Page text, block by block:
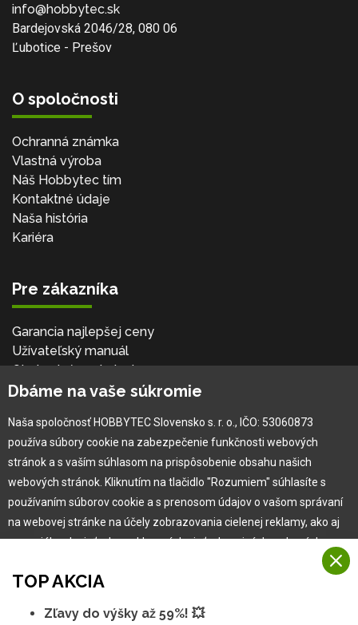
info@hobbytec.sk
Bardejovská 2046/28, 080 06
Ľubotice - Prešov
O spoločnosti
Ochranná známka
Vlastná výroba
Náš Hobbytec tím
Kontaktné údaje
Naša história
Kariéra
Pre zákazníka
Garancia najlepšej ceny
Užívateľský manuál
Obchodné podmienky
Zákazník & partner
Novinky
Copyright © 2010 -2026 HOBBYTEC
TOP AKCIA
Zľavy do výšky až 59%! 💥
Dbáme na vaše súkromie
Naša spoločnosť HOBBYTEC Slovensko s. r. o., IČO: 53060873
používa súbory cookie na zabezpečenie funkčnosti webových
stránok a s vaším súhlasom na prispôsobenie obsahu našich
webových stránok. Kliknutím na tlačidlo "Rozumiem" súhlasíte s
používaním súborov cookie a s prenosom údajov o vašom správaní
na webovej stránke na účely zobrazovania cielenej reklamy, ako aj
na sociálnych sieťach a reklamných sieťach na iných webových
Viac informácií